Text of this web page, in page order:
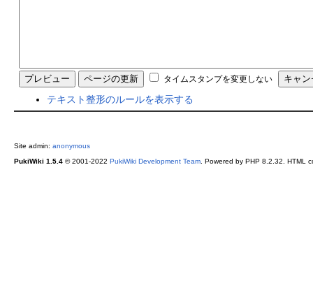
タイムスタンプを変更しない
テキスト整形のルールを表示する
Site admin: anonymous
PukiWiki 1.5.4© 2001-2022 PukiWiki Development Team. Powered by PHP 8.2.32. HTML